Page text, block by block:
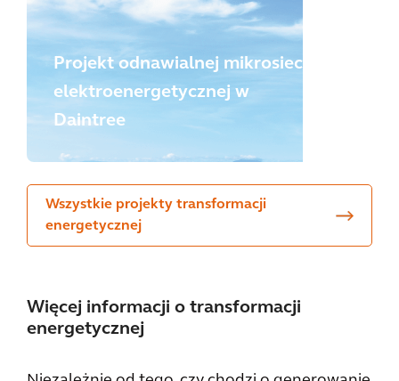
Projekt odnawialnej mikrosieci
elektroenergetycznej w
Daintree
Wszystkie projekty transformacji
energetycznej
Więcej informacji o transformacji
energetycznej